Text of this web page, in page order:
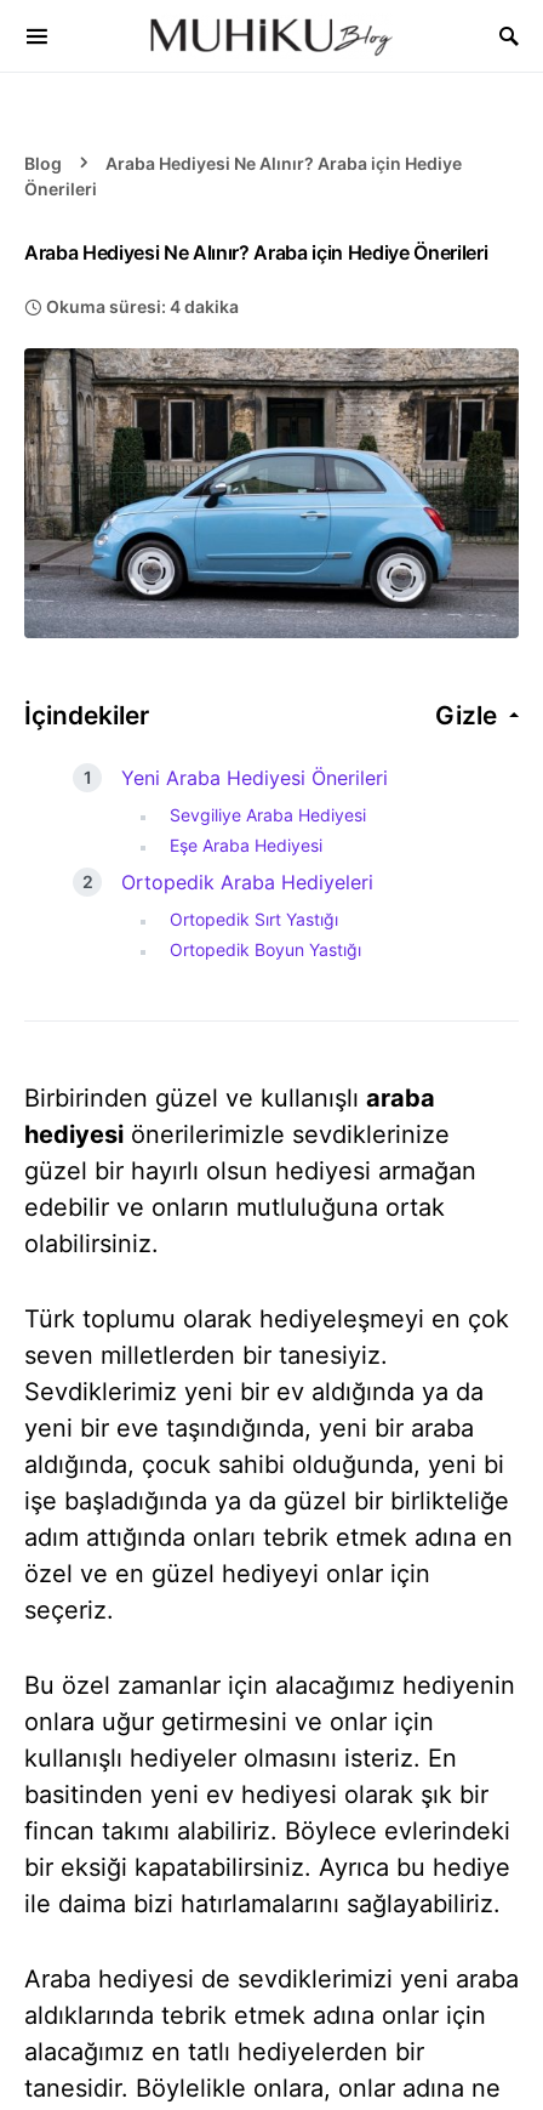
Blog
Araba Hediyesi Ne Alınır? Araba için Hediye
Önerileri
Araba Hediyesi Ne Alınır? Araba için Hediye Önerileri
Okuma süresi: 4 dakika
İçindekiler Gizle
Yeni Araba Hediyesi Önerileri
Sevgiliye Araba Hediyesi
Eşe Araba Hediyesi
Ortopedik Araba Hediyeleri
Ortopedik Sırt Yastığı
Ortopedik Boyun Yastığı
Birbirinden güzel ve kullanışlı araba
hediyesi önerilerimizle sevdiklerinize
güzel bir hayırlı olsun hediyesi armağan
edebilir ve onların mutluluğuna ortak
olabilirsiniz.
Türk toplumu olarak hediyeleşmeyi en çok
seven milletlerden bir tanesiyiz.
Sevdiklerimiz yeni bir ev aldığında ya da
yeni bir eve taşındığında, yeni bir araba
aldığında, çocuk sahibi olduğunda, yeni bi
işe başladığında ya da güzel bir birlikteliğe
adım attığında onları tebrik etmek adına en
özel ve en güzel hediyeyi onlar için
seçeriz.
Bu özel zamanlar için alacağımız hediyenin
onlara uğur getirmesini ve onlar için
kullanışlı hediyeler olmasını isteriz. En
basitinden yeni ev hediyesi olarak şık bir
fincan takımı alabiliriz. Böylece evlerindeki
bir eksiği kapatabilirsiniz. Ayrıca bu hediye
ile daima bizi hatırlamalarını sağlayabiliriz.
Araba hediyesi de sevdiklerimizi yeni araba
aldıklarında tebrik etmek adına onlar için
alacağımız en tatlı hediyelerden bir
tanesidir. Böylelikle onlara, onlar adına ne